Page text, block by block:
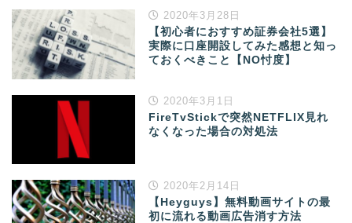
2020年3月28日
【初心者におすすめ証券会社5選】
実際に口座開設してみた感想と知っ
ておくべきこと【NO忖度】
2020年3月1日
FireTvStickで突然NETFLIX見れ
なくなった場合の対処法
2020年2月14日
【Heyguys】無料動画サイトの最
初に流れる動画広告消す方法